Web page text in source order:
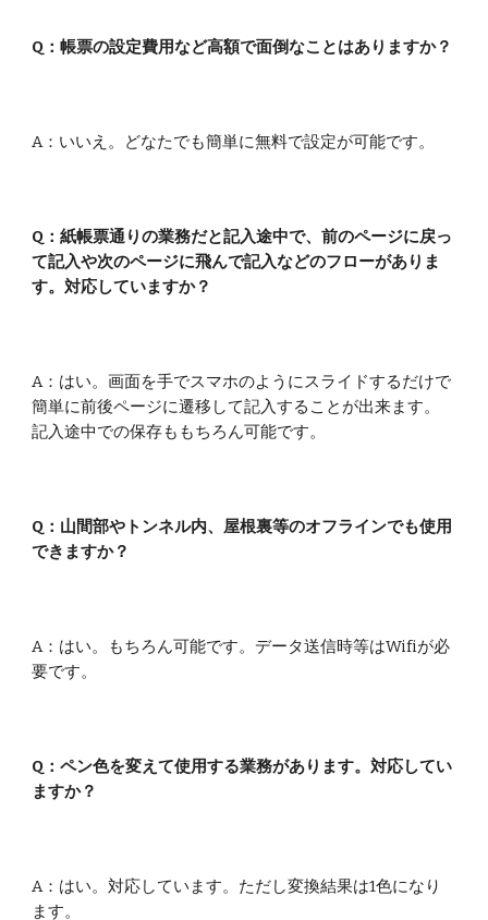
Q：帳票の設定費用など高額で面倒なことはありますか？
A： いいえ。どなたでも簡単に無料で設定が可能です。
Q ：紙帳票通りの業務だと記入途中で、前のページに戻っ
て記入や次のページに飛んで記入などのフローがありま
す。対応していますか？
A： はい。画面を手でスマホのようにスライドするだけで
簡単に前後ページに遷移して記入することが出来ます。
記入途中での保存ももちろん可能です。
Q： 山間部やトンネル内、屋根裏等のオフラインでも使用
できますか？
A： はい。もちろん可能です。データ送信時等はWifiが必
要です。
Q：ペン色を変えて使用する業務があります。対応してい
ますか？
A：はい。対応しています。ただし変換結果は1色になり
ます。